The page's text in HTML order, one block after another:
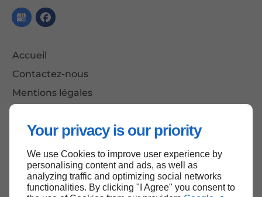
Your privacy is our priority
We use Cookies to improve user experience by
personalising content and ads, as well as
analyzing traffic and optimizing social networks
functionalities. By clicking "I Agree" you consent to
Accueil
Contactez-nous
Mentions légales
Haut de page